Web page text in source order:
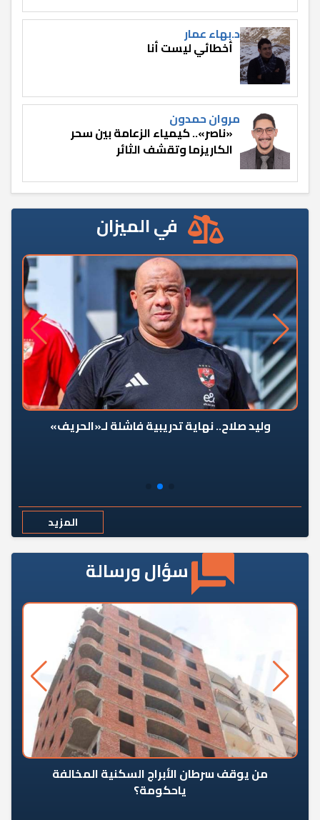
د.بهاء عمار
أخطائي ليست أنا
مروان حمدون
«ناصر».. كيمياء الزعامة بين سحر
الكاريزما وتقشف الثائر
في الميزان
وليد صلاح.. نهاية تدريبية فاشلة لـ«الحريف»
المزيد
سؤال ورسالة
من يوقف سرطان الأبراج السكنية المخالفة
ياحكومة؟